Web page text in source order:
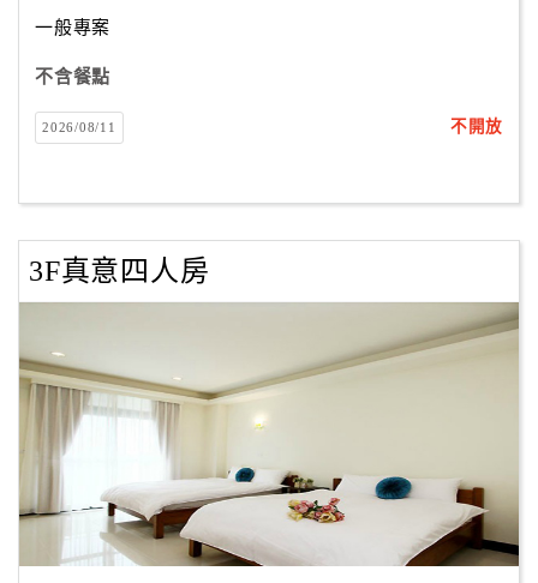
一般專案
不含餐點
2026/08/11 不開放
3F真意四人房